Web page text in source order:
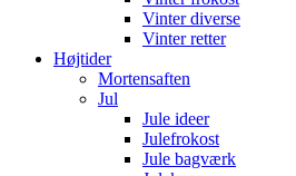
Vinter diverse
Vinter retter
Højtider
Mortensaften
Jul
Jule ideer
Julefrokost
Jule bagværk